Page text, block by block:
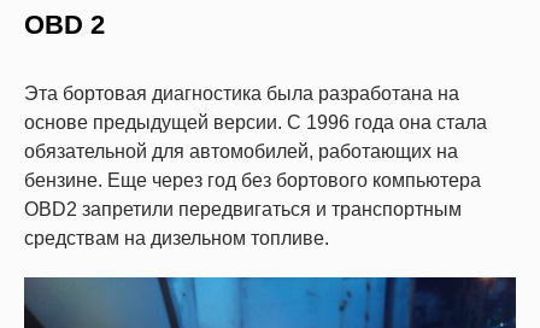
OBD 2
Эта бортовая диагностика была разработана на
основе предыдущей версии. С 1996 года она стала
обязательной для автомобилей, работающих на
бензине. Еще через год без бортового компьютера
OBD2 запретили передвигаться и транспортным
средствам на дизельном топливе.